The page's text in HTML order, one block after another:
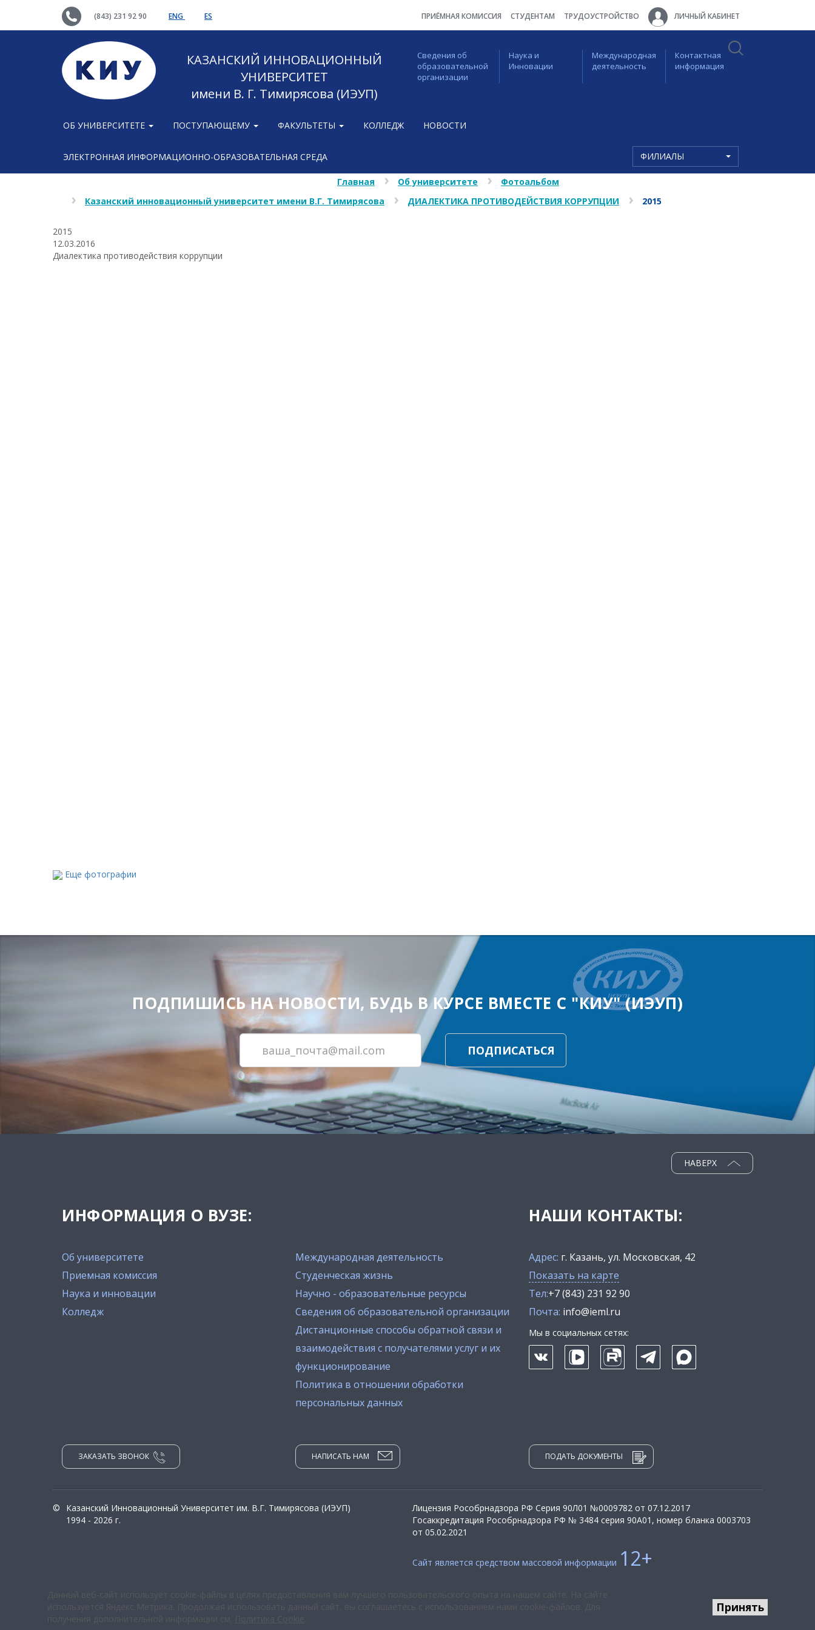
(843) 231 92 90 ENG ES ПРИЁМНАЯ КОМИССИЯ СТУДЕНТАМ ТРУДОУСТРОЙСТВО ЛИЧНЫЙ КАБИНЕТ
КАЗАНСКИЙ ИННОВАЦИОННЫЙ
УНИВЕРСИТЕТ
имени В. Г. Тимирясова (ИЭУП)
Сведения об
образовательной
организации
Наука и
Инновации
Международная
деятельность
Контактная
информация
ОБ УНИВЕРСИТЕТЕ ПОСТУПАЮЩЕМУ ФАКУЛЬТЕТЫ КОЛЛЕДЖ НОВОСТИ
ЭЛЕКТРОННАЯ ИНФОРМАЦИОННО-ОБРАЗОВАТЕЛЬНАЯ СРЕДА ФИЛИАЛЫ
Главная Об университете
Фотоальбом
Казанский инновационный университет имени В.Г. Тимирясова
ДИАЛЕКТИКА ПРОТИВОДЕЙСТВИЯ КОРРУПЦИИ 2015
2015
12.03.2016
Диалектика противодействия коррупции
Еще фотографии
ПОДПИШИСЬ НА НОВОСТИ, БУДЬ В КУРСЕ ВМЕСТЕ С "КИУ" (ИЭУП)
ПОДПИСАТЬСЯ
ИНФОРМАЦИЯ О ВУЗЕ:
Об университете
Приемная комиссия
Наука и инновации
Колледж
Международная деятельность
Студенческая жизнь
Научно - образовательные ресурсы
Сведения об образовательной организации
Дистанционные способы обратной связи и
взаимодействия с получателями услуг и их
функционирование
Политика в отношении обработки
персональных данных
НАВЕРХ
НАШИ КОНТАКТЫ:
Адрес: г. Казань, ул. Московская, 42
Показать на карте
Тел:+7 (843) 231 92 90
Почта: info@ieml.ru
Мы в социальных сетях:
ЗАКАЗАТЬ ЗВОНОК НАПИСАТЬ НАМ ПОДАТЬ ДОКУМЕНТЫ
©
Казанский Инновационный Университет им. В.Г. Тимирясова (ИЭУП)
1994 - 2026 г.
Лицензия Рособрнадзора РФ Серия 90Л01 №0009782 от 07.12.2017
Госаккредитация Рособрнадзора РФ № 3484 серия 90А01, номер бланка 0003703
от 05.02.2021
Сайт является средством массовой информации 12+
Данный веб-сайт использует cookie-файлы в целях предоставления вам лучшего пользовательского опыта на нашем сайте. На сайте
используется Яндекс Метрика. Продолжая использовать данный сайт, вы соглашаетесь с использованием нами cookie-файлов. Для
получения дополнительной информации см.
Политика Cookie
Принять